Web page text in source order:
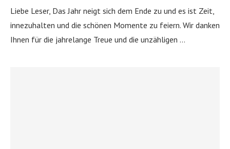
Liebe Leser, Das Jahr neigt sich dem Ende zu und es ist Zeit,
innezuhalten und die schönen Momente zu feiern. Wir danken
Ihnen für die jahrelange Treue und die unzähligen …